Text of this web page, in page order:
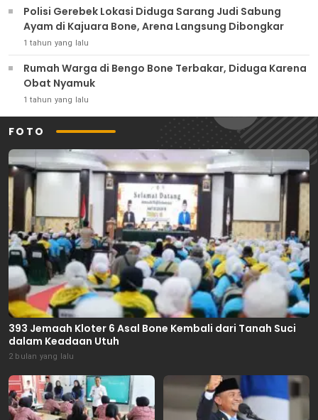
Polisi Gerebek Lokasi Diduga Sarang Judi Sabung
Ayam di Kajuara Bone, Arena Langsung Dibongkar
1 tahun yang lalu
Rumah Warga di Bengo Bone Terbakar, Diduga Karena
Obat Nyamuk
1 tahun yang lalu
FOTO
393 Jemaah Kloter 6 Asal Bone Kembali dari Tanah Suci
dalam Keadaan Utuh
2 bulan yang lalu